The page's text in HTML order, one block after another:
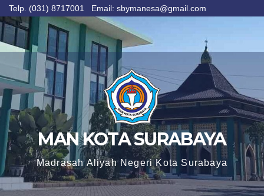
Telp. (031) 8717001 Email: sbymanesa@gmail.com
Skip
to
content
MAN KOTA SURABAYA
Madrasah Aliyah Negeri Kota Surabaya